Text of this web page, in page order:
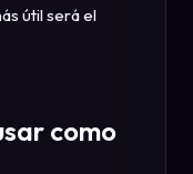
útil será el
como